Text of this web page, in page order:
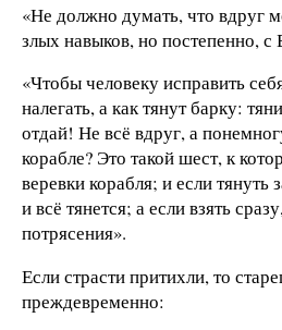
«Не должно думать, что вдруг
злых навыков, но постепенно,
«Чтобы человеку исправить
налегать, а как тянут барку:
отдай! Не всё вдруг, а
корабле? Это такой шест, к
веревки корабля; и если тянуть
и всё тянется; а если взять
потрясения».
Если страсти притихли, то
преждевременно: